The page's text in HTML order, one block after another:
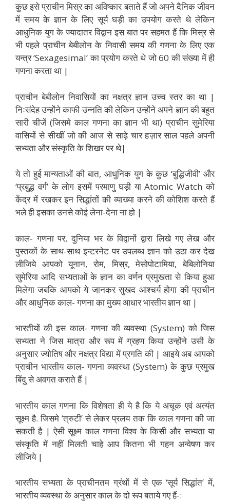
कुछ इसे प्राचीन मिस्र का अविष्कार बताते हैं जो अपने दैनिक जीवन
में समय के ज्ञान के लिए सूर्य घड़ी का उपयोग करते थे लेकिन
आधुनिक युग के ज्यादातर विद्वान इस बात पर सहमत हैं कि मिस्र से
भी पहले प्राचीन बेबीलोन के निवासी समय की गणना के लिए एक
यन्त्र ‘Sexagesimal’ का प्रयोग करते थे जो 60 की संख्या में ही
गणना करता था |
प्राचीन बेबीलोन निवासियों का नक्षत्र ज्ञान उच्च स्तर का था |
निःसंदेह उन्होंने काफी उन्नति की लेकिन उन्होंने अपने ज्ञान की बहुत
सारी चीजें (जिसमे काल गणना का ज्ञान भी था) प्राचीन सुमेरिया
वासियों से सीखीं जो की आज से साढ़े चार हज़ार साल पहले अपनी
सभ्यता और संस्कृति के शिखर पर थे|
ये तो हुई मान्यताओं की बात, आधुनिक युग के कुछ ‘बुद्धिजीवी’ और
‘प्रबुद्ध वर्ग’ के लोग इसमें परमाणु घड़ी या Atomic Watch को
केंद्र में रखकर इन सिद्धांतों की व्याख्या करने की कोशिश करते हैं
भले ही इसका उनसे कोई लेना-देना ना हो |
काल- गणना पर, दुनिया भर के विद्वानों द्वारा लिखे गए लेख और
पुस्तकों के साथ-साथ इन्टरनेट पर उपलब्ध ज्ञान को उठा कर देख
लीजिये आपको यूनान, रोम, मिस्र, मेसोपोटामिया, बेबिलोनिया
सुमेरिया आदि सभ्यताओं के ज्ञान का वर्णन प्रमुखता से किया हुआ
मिलेगा जबकि आपको ये जानकर सुखद आश्चर्य होगा की प्राचीन
और आधुनिक काल- गणना का मुख्य आधार भारतीय ज्ञान था |
भारतीयों की इस काल- गणना की व्यवस्था (System) को जिस
सभ्यता ने जिस मात्रा और रूप में ग्रहण किया उन्होंने उसी के
अनुसार ज्योतिष और नक्षत्र विद्या में प्रगति की | आइये अब आपको
प्राचीन भारतीय काल- गणना व्यवस्था (System) के कुछ प्रमुख
बिंदु से अवगत कराते हैं |
भारतीय काल गणना कि विशेषता ही ये है कि ये अचूक एवं अत्यंत
सूक्ष्म है. जिसमे ‘त्रुटी’ से लेकर प्रलय तक कि काल गणना की जा
सकती है | ऐसी सूक्ष्म काल गणना विश्व के किसी और सभ्यता या
संस्कृति में नहीं मिलती चाहे आप कितना भी गहन अन्वेषण कर
लीजिये |
भारतीय सभ्यता के प्राचीनतम ग्रंथों में से एक ‘सूर्य सिद्धांत’ में,
भारतीय व्यवस्था के अनुसार काल के दो रूप बताये गए हैं-: